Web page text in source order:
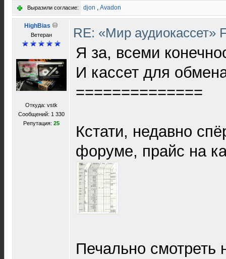
Выразили согласие: djon , Avadon
HighBias
Ветеран
Откуда: vstk
Сообщений: 1 330
Репутация: 25
RE: «Мир аудиокассет»
Я за, всеми
И кассет для
==============
Кстати, недавно
форуме, прайс на
Печально